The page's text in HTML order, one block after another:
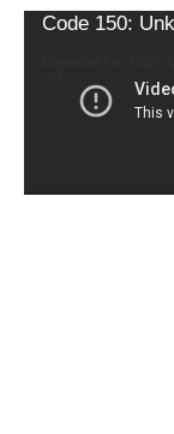
дVideo
Code 150: